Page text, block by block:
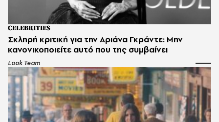
CELEBRITIES
Σκληρή κριτική για την Αριάνα Γκράντε: Μην
κανονικοποιείτε αυτό που της συμβαίνει
Look Team